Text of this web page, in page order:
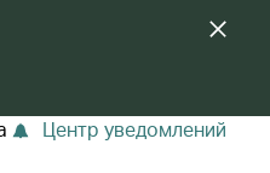
Центр уведомлений